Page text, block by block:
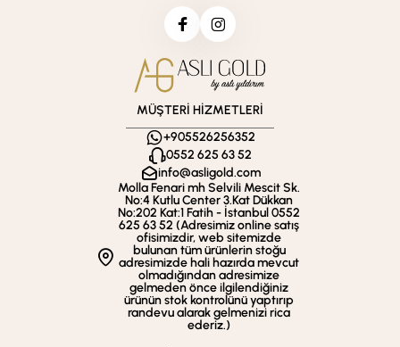
MÜŞTERİ HİZMETLERİ
+905526256352
0552 625 63 52
info@asligold.com
Molla Fenari mh Selvili Mescit Sk.
No:4 Kutlu Center 3.Kat Dükkan
No:202 Kat:1 Fatih - İstanbul 0552
625 63 52 (Adresimiz online satış
ofisimizdir, web sitemizde
bulunan tüm ürünlerin stoğu
adresimizde hali hazırda mevcut
olmadığından adresimize
gelmeden önce ilgilendiğiniz
ürünün stok kontrolünü yaptırıp
randevu alarak gelmenizi rica
ederiz.)